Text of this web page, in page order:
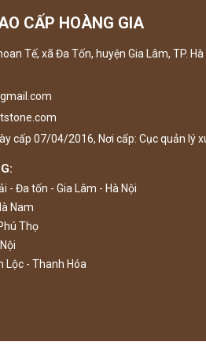
CẤP HOÀNG GIA
Tế, xã Đa Tốn, huyện Gia Lâm, TP. Hà
cấp 07/04/2016, Nơi cấp: Cục quản lý
- Đa tốn - Gia Lâm - Hà Nội
Nam
Thọ
Lộc - Thanh Hóa